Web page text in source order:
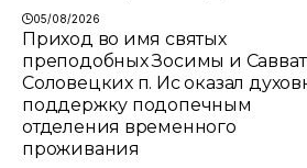
05/08/2026
Приход во имя святых
преподобных Зосимы и
Соловецких п. Ис оказал
поддержку подопечным
отделения временного
проживания